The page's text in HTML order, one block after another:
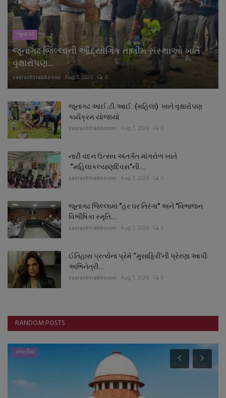
જુનાગઢ
જૂનાગઢ જિલ્લાની ઔદ્યોગિક તાલીમ સંસ્થાઓ ખાતે
વૃક્ષારોપણ...
saurashtrabhoomi Aug 7, 2026 0
જૂનાગઢ આઈ.ટી.આઈ. (મહિલા) ખાતે વૃક્ષારોપણ
કાર્યક્રમ યોજાયો
saurashtrabhoomi Aug 7, 2026 0
નારી વંદન ઉત્સવ અંતર્ગત માંગરોળ ખાતે
“મહિલાકલ્યાણદિવસ”ની...
saurashtrabhoomi Aug 7, 2026 0
જૂનાગઢ જિલ્લામાં "હર ઘર તિરંગા" અને "વિભાજન
વિભીષિકા સ્મૃતિ...
saurashtrabhoomi Aug 7, 2026 0
ઈતિહાસ પ્રત્યેના પ્રેમે “મુસાફિરી’ની પ્રેરણા આપીઃ
અભિનેત્રી...
saurashtrabhoomi Aug 7, 2026 0
RANDOM POSTS
રાષ્ટ્રીય